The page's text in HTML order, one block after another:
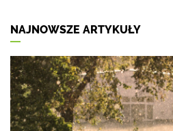
NAJNOWSZE ARTYKUŁY